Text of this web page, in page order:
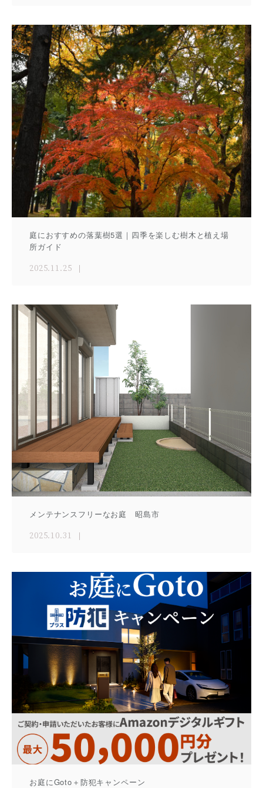
庭におすすめの落葉樹5選｜四季を楽しむ樹木と植え場
所ガイド
2025.11.25
メンテナンスフリーなお庭 昭島市
2025.10.31
お庭にGoto＋防犯キャンペーン